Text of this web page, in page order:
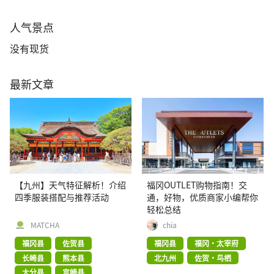
人气景点
没有现货
最新文章
【九州】天气特征解析！介绍
四季服装搭配与推荐活动
MATCHA
福冈县
佐贺县
长崎县
熊本县
福冈OUTLET购物指南！交
通，好物，优质商家小编帮你
轻松总结
chia
福冈县
福冈・太宰府
北九州
佐贺・鸟栖